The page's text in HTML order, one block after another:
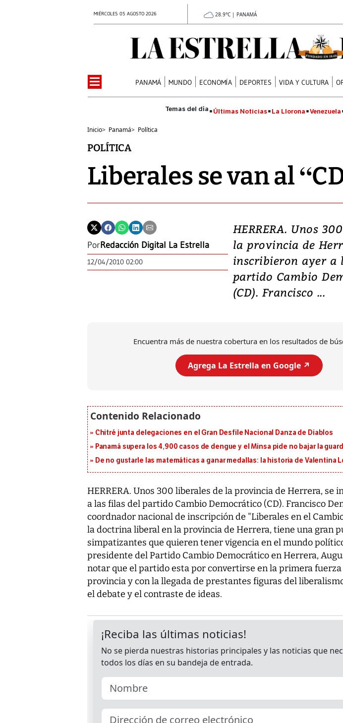
MIÉRCOLES 05 AGOSTO 2026 28.9°C | PANAMÁ
PANAMÁ MUNDO ECONOMÍA DEPORTES VIDA Y CULTURA
Últimas Noticias La Llorona Venezuela
Inicio> Panamá> Política
POLÍTICA
Liberales se van al
PorRedacción Digital La Estrella
12/04/2010 02:00
HERRERA. Unos
la provincia de
inscribieron ayer a
partido Cambio
(CD). Francisco ...
Encuentra más de nuestra cobertura en los resultados de
Agrega La Estrella en Google ↗️
Chitré junta delegaciones en el Gran Desfile Nacional Danza de Diablos
Panamá supera los 4,900 casos de dengue y el Minsa pide no bajar la
De no gustarle las matemáticas a ganar medallas: la historia de Valentina
HERRERA. Unos 300 liberales de la provincia de Herrera, se
a las filas del partido Cambio Democrático (CD). Francisco
coordnador nacional de inscripción de "Liberales en el
la doctrina liberal en la provincia de Herrera, tiene una gran
simpatizantes que quieren tener vigencia en el mundo
presidente del Partido Cambio Democrático en Herrera,
notar que el partido esta por convertirse en la primera
provincia y con la llegada de prestantes figuras del
el debate y el contraste de ideas.
Video,
deja
daños en
al sur de Japón,